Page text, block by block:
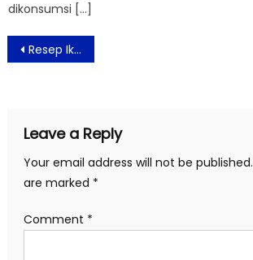
dikonsumsi […]
Post
navigation
Resep Ikan Bumbu Kuning Kemangi
Leave a Reply
Your email address will not be published.
are marked *
Comment *